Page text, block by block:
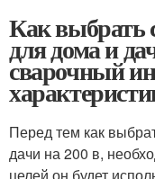
Как выбрать
для дома и
сварочный
Перед тем как
дачи на 200 в,